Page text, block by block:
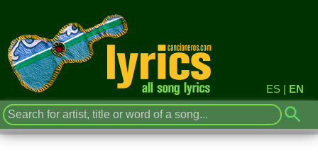
ES | EN